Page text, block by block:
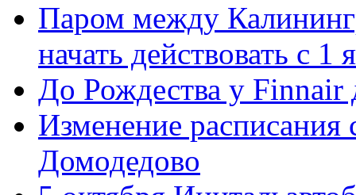
Паром между
начать действовать с 1
До Рождества у
Изменение расписания
Домодедово